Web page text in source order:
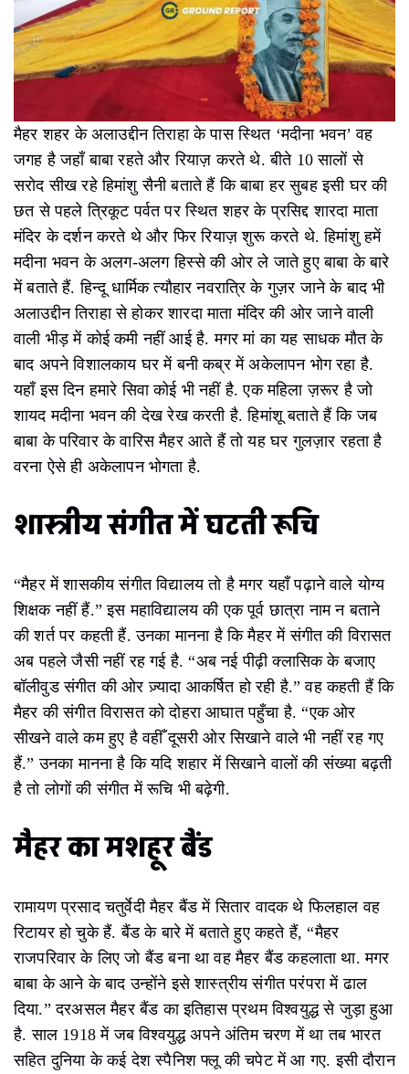
मैहर शहर के अलाउद्दीन तिराहा के पास स्थित ‘मदीना भवन’ वह
जगह है जहाँ बाबा रहते और रियाज़ करते थे. बीते 10 सालों से
सरोद सीख रहे हिमांशु सैनी बताते हैं कि बाबा हर सुबह इसी घर की
छत से पहले त्रिकूट पर्वत पर स्थित शहर के प्रसिद्द शारदा माता
मंदिर के दर्शन करते थे और फिर रियाज़ शुरू करते थे. हिमांशु हमें
मदीना भवन के अलग-अलग हिस्से की ओर ले जाते हुए बाबा के बारे
में बताते हैं. हिन्दू धार्मिक त्यौहार नवरात्रि के गुज़र जाने के बाद भी
अलाउद्दीन तिराहा से होकर शारदा माता मंदिर की ओर जाने वाली
वाली भीड़ में कोई कमी नहीं आई है. मगर मां का यह साधक मौत के
बाद अपने विशालकाय घर में बनी कब्र में अकेलापन भोग रहा है.
यहाँ इस दिन हमारे सिवा कोई भी नहीं है. एक महिला ज़रूर है जो
शायद मदीना भवन की देख रेख करती है. हिमांशू बताते हैं कि जब
बाबा के परिवार के वारिस मैहर आते हैं तो यह घर गुलज़ार रहता है
वरना ऐसे ही अकेलापन भोगता है.
शास्त्रीय संगीत में घटती रूचि
“मैहर में शासकीय संगीत विद्यालय तो है मगर यहाँ पढ़ाने वाले योग्य
शिक्षक नहीं हैं.” इस महाविद्यालय की एक पूर्व छात्रा नाम न बताने
की शर्त पर कहती हैं. उनका मानना है कि मैहर में संगीत की विरासत
अब पहले जैसी नहीं रह गई है. “अब नई पीढ़ी क्लासिक के बजाए
बॉलीवुड संगीत की ओर ज़्यादा आकर्षित हो रही है.” वह कहती हैं कि
मैहर की संगीत विरासत को दोहरा आघात पहुँचा है. “एक ओर
सीखने वाले कम हुए है वहीँ दूसरी ओर सिखाने वाले भी नहीं रह गए
हैं.” उनका मानना है कि यदि शहार में सिखाने वालों की संख्या बढ़ती
है तो लोगों की संगीत में रूचि भी बढ़ेगी.
मैहर का मशहूर बैंड
रामायण प्रसाद चतुर्वेदी मैहर बैंड में सितार वादक थे फिलहाल वह
रिटायर हो चुके हैं. बैंड के बारे में बताते हुए कहते हैं, “मैहर
राजपरिवार के लिए जो बैंड बना था वह मैहर बैंड कहलाता था. मगर
बाबा के आने के बाद उन्होंने इसे शास्त्रीय संगीत परंपरा में ढाल
दिया.” दरअसल मैहर बैंड का इतिहास प्रथम विश्वयुद्ध से जुड़ा हुआ
है. साल 1918 में जब विश्वयुद्ध अपने अंतिम चरण में था तब भारत
सहित दुनिया के कई देश स्पैनिश फ्लू की चपेट में आ गए. इसी दौरान